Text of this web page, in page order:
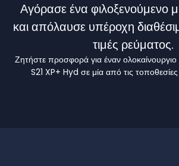
Αγόρασε ένα φιλοξενούμενο
και απόλαυσε υπέροχη
τιμές ρεύματος.
Ζητήστε προσφορά για έναν
S21 XP+ Hyd σε μία από τις τοποθεσίες